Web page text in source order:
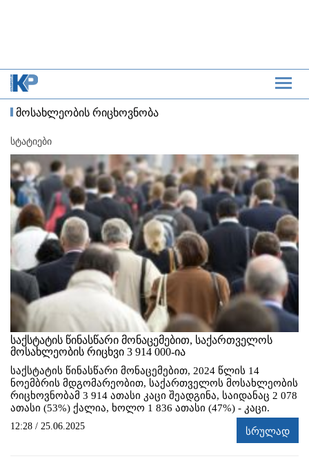
მოსახლეობის რიცხოვნობა
სტატიები
საქსტატის წინასწარი მონაცემებით, საქართველოს
მოსახლეობის რიცხვი 3 914 000-ია
საქსტატის წინასწარი მონაცემებით, 2024 წლის 14
ნოემბრის მდგომარეობით, საქართველოს მოსახლეობის
რიცხოვნობამ 3 914 ათასი კაცი შეადგინა, საიდანაც 2 078
ათასი (53%) ქალია, ხოლო 1 836 ათასი (47%) - კაცი.
12:28 / 25.06.2025 სრულად